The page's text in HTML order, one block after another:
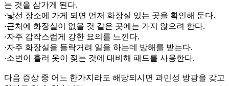
는 것을 삼가게 된다.
·낯선 장소에 가게 되면 먼저 화장실 있는 곳을 확인해 둔다.
·근처에 화장실이 없을 것 같은 곳에는 가지 않으려 한다.
·자주 갑작스럽게 강한 요의를 느낀다.
·자주 화장실을 들락거려 일을 하는데 방해를 받는다.
·소변이 흘러 옷이 젖는 것에 대비해 패드를 사용한다.
다음 증상 중 어느 한가지라도 해당되시면 과민성 방광을 갖고